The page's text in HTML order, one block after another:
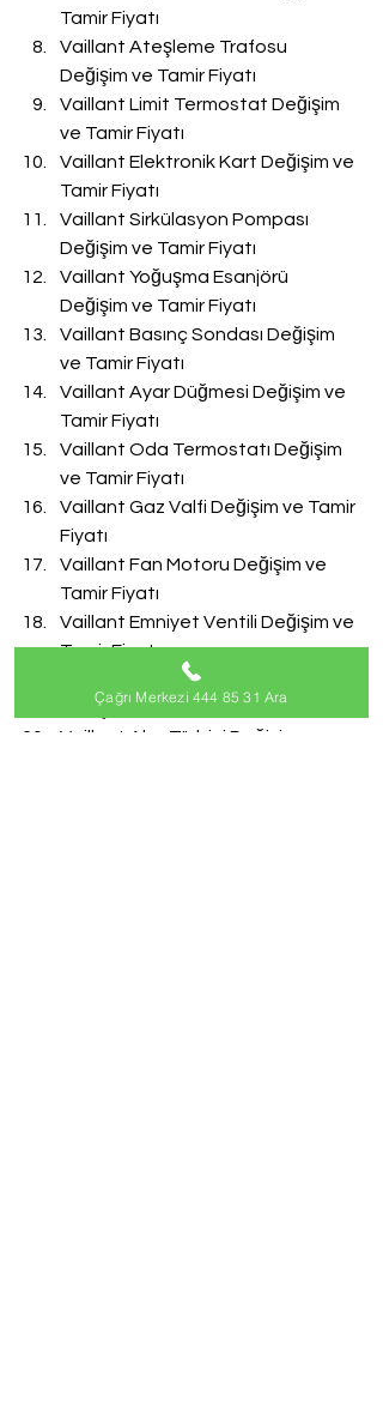
Tamir Fiyatı
Vaillant Ateşleme Trafosu
Değişim ve Tamir Fiyatı
Vaillant Limit Termostat Değişim
ve Tamir Fiyatı
Vaillant Elektronik Kart Değişim ve
Tamir Fiyatı
Vaillant Sirkülasyon Pompası
Değişim ve Tamir Fiyatı
Vaillant Yoğuşma Esanjörü
Değişim ve Tamir Fiyatı
Vaillant Basınç Sondası Değişim
ve Tamir Fiyatı
Vaillant Ayar Düğmesi Değişim ve
Tamir Fiyatı
Vaillant Oda Termostatı Değişim
ve Tamir Fiyatı
Vaillant Gaz Valfi Değişim ve Tamir
Fiyatı
Vaillant Fan Motoru Değişim ve
Tamir Fiyatı
Vaillant Emniyet Ventili Değişim ve
Tamir Fiyatı
Vaillant Doldurma Musluğu
Değişim ve Tamir Fiyatı
Vaillant Akış Türbini Değişim ve
Çağrı Merkezi 444 85 31 Ara